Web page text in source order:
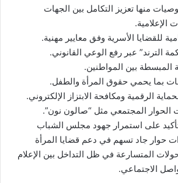
منها تعزيز التكامل بين الجهات
الإعلامية.
للقضايا الأسرية وفق معايير مهنية.
الترند” عبر رفع الوعي القانوني.
المبسطة بين المواطنين.
بما يحمي حقوق المرأة والطفل.
الرقمية ومكافحة الابتزاز الإلكتروني.
الحوار المجتمعي مثل “صالون نون”.
على استمرار جهود مجلس الشباب
حوار جاد تسهم في دعم قضايا المرأة
المتسارعة في ظل التداخل بين الإعلام
الاجتماعي.